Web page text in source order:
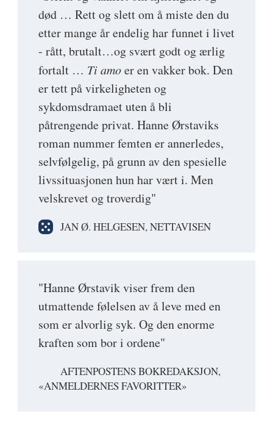
død … Rett og slett om å miste den du
etter mange år endelig har funnet i livet
- rått, brutalt…og svært godt og ærlig
fortalt … Ti amoer en vakker bok. Den
er tett på virkeligheten og
sykdomsdramaet uten å bli
påtrengende privat. Hanne Ørstaviks
roman nummer femten er annerledes,
selvfølgelig, på grunn av den spesielle
livssituasjonen hun har vært i. Men
velskrevet og troverdig"
JAN Ø. HELGESEN, NETTAVISEN
"Hanne Ørstavik viser frem den
utmattende følelsen av å leve med en
som er alvorlig syk. Og den enorme
kraften som bor i ordene"
AFTENPOSTENS BOKREDAKSJON,
«ANMELDERNES FAVORITTER»